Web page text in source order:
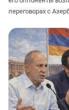
переговорах с